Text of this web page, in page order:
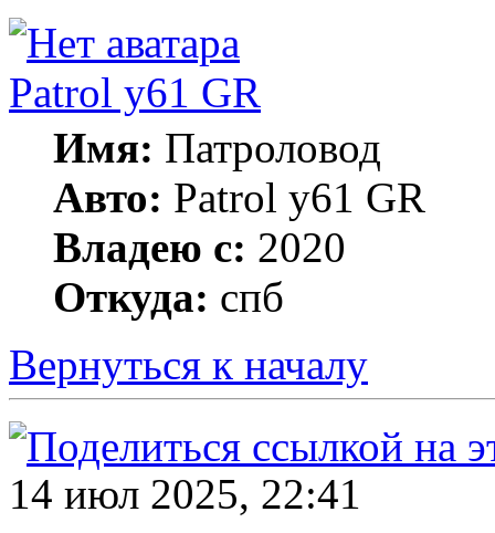
Patrol y61 GR
Имя: Патроловод
Авто: Patrol y61 GR
Владею с: 2020
Откуда: спб
Вернуться к началу
14 июл 2025, 22:41